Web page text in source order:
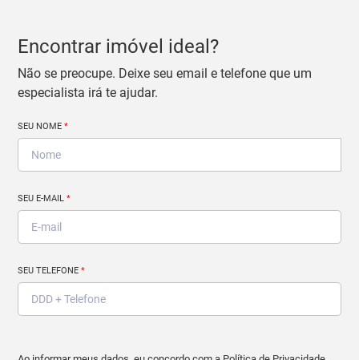
Encontrar imóvel ideal?
Não se preocupe. Deixe seu email e telefone que um
especialista irá te ajudar.
SEU NOME*
SEU E-MAIL*
SEU TELEFONE*